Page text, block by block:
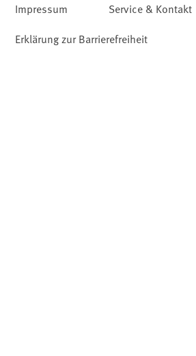
Impressum Service & Kontakt
Erklärung zur Barrierefreiheit